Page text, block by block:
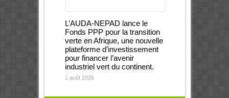
L’AUDA-NEPAD lance le
Fonds PPP pour la transition
verte en Afrique, une nouvelle
plateforme d’investissement
pour financer l’avenir
industriel vert du continent.
1 août 2026